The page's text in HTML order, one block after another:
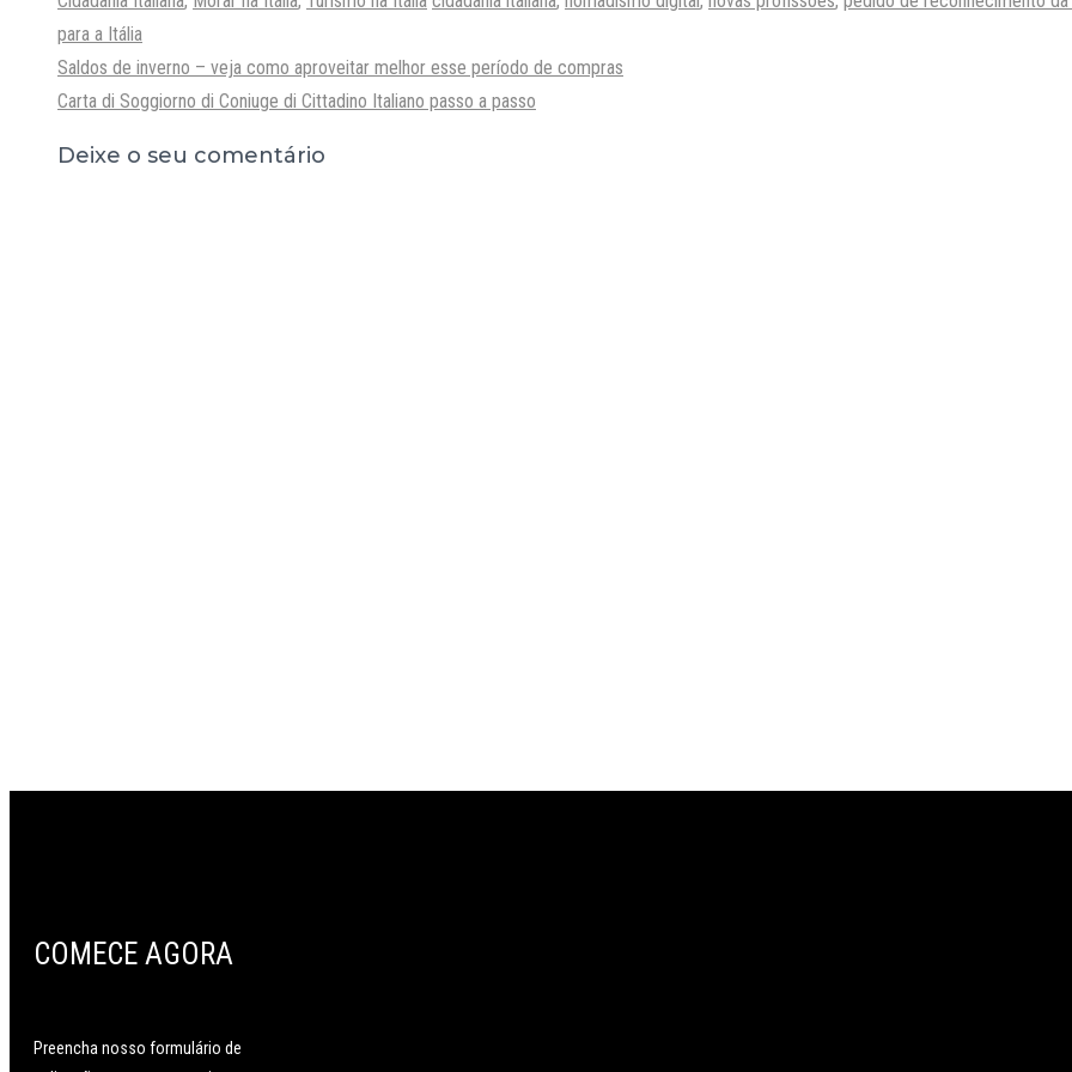
para a Itália
Saldos de inverno – veja como aproveitar melhor esse período de compras
Carta di Soggiorno di Coniuge di Cittadino Italiano passo a passo
Deixe o seu comentário
COMECE AGORA
Preencha nosso formulário de